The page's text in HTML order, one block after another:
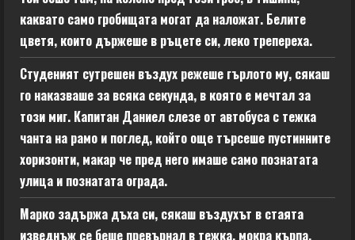
каквато само гробищата могат да наложат. Белите
цветя, които държеше в ръцете си, леко трепереха.
Студеният сутрешен въздух режеше гърлото му, сякаш
го наказваше за всяка секунда, в която е мечтал за
този миг. Капитан Даниел слезе от автобуса с тежка
чанта на рамо и поглед, който още търсеше пустинните
хоризонти, макар че пред него имаше само познатата
улица и познатата ограда.
Марко задържа дъха си, сякаш въздухът в стаята
изведнъж се беше превърнал в тежка, мокра кърпа,